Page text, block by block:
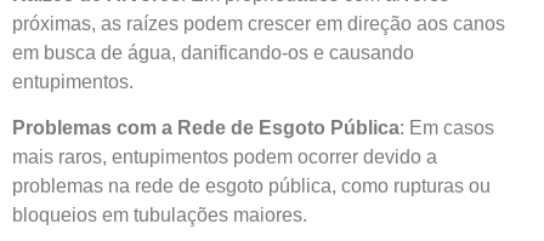
próximas, as raízes podem crescer em direção aos canos
em busca de água, danificando-os e causando
entupimentos.
Problemas com a Rede de Esgoto Pública: Em casos
mais raros, entupimentos podem ocorrer devido a
problemas na rede de esgoto pública, como rupturas ou
bloqueios em tubulações maiores.